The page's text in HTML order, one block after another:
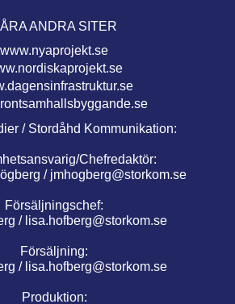
ANDRA SITER
www.nyaprojekt.se
/ Stordåhd Kommunikation:
Chefredaktör:
/ jmhogberg@storkom.se
Försäljningschef:
/ lisa.hofberg@storkom.se
Försäljning:
/ lisa.hofberg@storkom.se
Produktion: